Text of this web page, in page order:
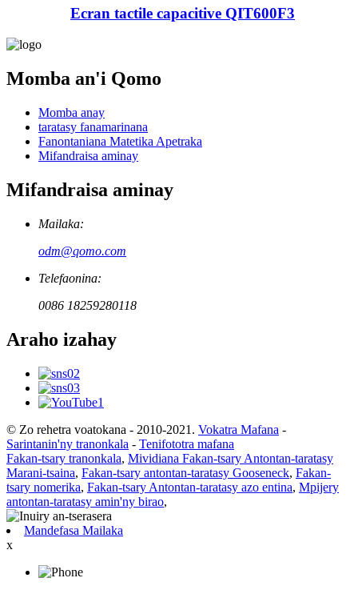
Ecran tactile capacitive QIT600F3
Momba an'i Qomo
Momba anay
taratasy fanamarinana
Fanontaniana Matetika Apetraka
Mifandraisa aminay
Mifandraisa aminay
Mailaka:
odm@qomo.com
Telefaonina:
0086 18259280118
Araho izahay
© Zo rehetra voatokana - 2010-2021. Vokatra Mafana -
Sarintanin'ny tranonkala - Tenifototra mafana
Fakan-tsary tranonkala, Mividiana Fakan-tsary Antontan-taratasy
Marani-tsaina, Fakan-tsary antontan-taratasy Gooseneck, Fakan-
tsary nomerika, Fakan-tsary Antontan-taratasy azo entina, Mpijery
antontan-taratasy amin'ny birao,
Mandefasa Mailaka
x